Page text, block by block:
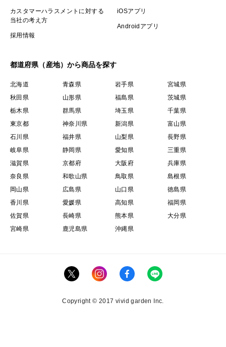
カスタマーハラスメントに対する
当社の考え方
採用情報
iOSアプリ
Androidアプリ
都道府県（産地）から商品を探す
北海道 青森県 岩手県
宮城県
秋田県
山形県 福島県
茨城県
栃木県
群馬県 埼玉県
千葉県
東京都
神奈川県 新潟県
富山県
石川県
福井県 山梨県
長野県
岐阜県
静岡県 愛知県
三重県
滋賀県
京都府 大阪府
兵庫県
奈良県
和歌山県 鳥取県
島根県
岡山県
広島県 山口県
徳島県
香川県
愛媛県 高知県
福岡県
佐賀県
長崎県 熊本県
大分県
宮崎県
鹿児島県 沖縄県
Copyright © 2017 vivid garden Inc.